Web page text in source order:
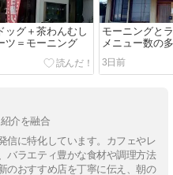
ッグ＋茶わんむし
ツ＝モーニング
モーニングと
メニュー数の
3日前
介を融合
信に特化しています。カフェやレ
バラエティ豊かな食材や調理方法
のおすすめ店を丁寧に伝え、朝の